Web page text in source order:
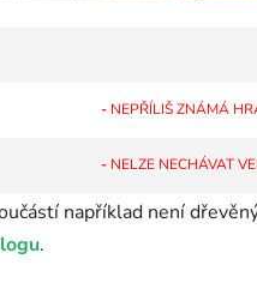
- NEPŘÍLIŠ ZNÁMÁ
- NELZE NECHÁVAT
například není
.